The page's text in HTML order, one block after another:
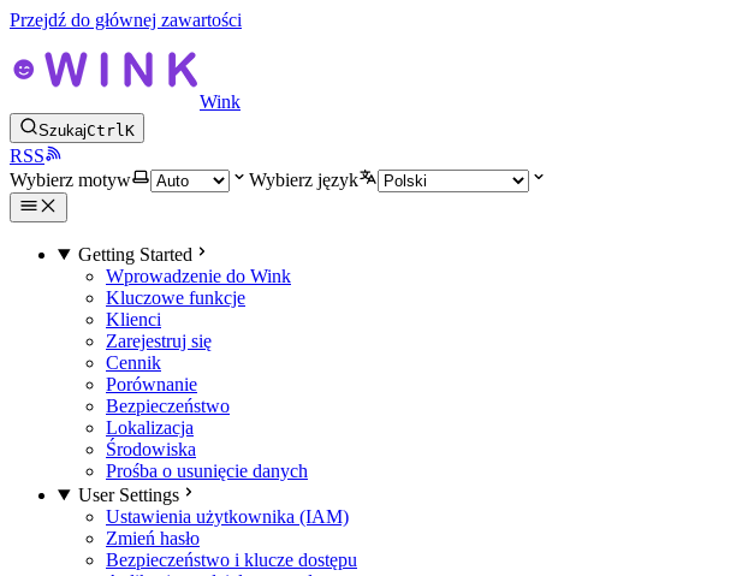
Przejdź do głównej zawartości
Wink
SzukajCtrlK
RSS
Wybierz motyw
Wybierz język
Getting Started
Wprowadzenie do Wink
Kluczowe funkcje
Klienci
Zarejestruj się
Cennik
Porównanie
Bezpieczeństwo
Lokalizacja
Środowiska
Prośba o usunięcie danych
User Settings
Ustawienia użytkownika (IAM)
Zmień hasło
Bezpieczeństwo i klucze dostępu